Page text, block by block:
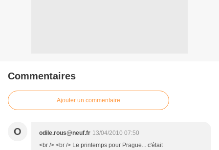
Commentaires
Ajouter un commentaire
O odile.rous@neuf.fr 13/04/2010 07:50
<br /> <br /> Le printemps pour Prague... c'était